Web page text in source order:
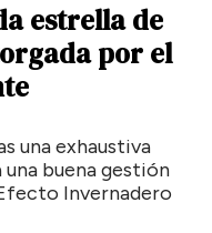
estrella de
por el
una exhaustiva
buena gestión
Invernadero